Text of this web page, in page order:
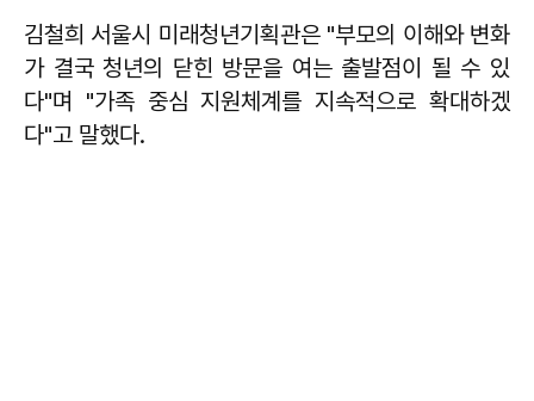
김철희 서울시 미래청년기획관은 "부모의 이해와 변화
가 결국 청년의 닫힌 방문을 여는 출발점이 될 수 있
다"며 "가족 중심 지원체계를 지속적으로 확대하겠
다"고 말했다.